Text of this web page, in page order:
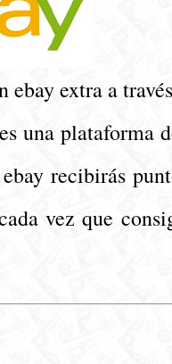
ebay extra a
una plataforma
recibirás
vez que